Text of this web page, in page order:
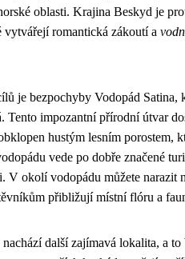
oblasti. Krajina Beskyd je
romantická zákoutí a
je bezpochyby Vodopád Satina,
Tento impozantní přírodní útvar
hustým lesním porostem,
vede po dobře značené
V okolí vodopádu můžete narazit
přibližují místní flóru a
další zajímavá lokalita, a to